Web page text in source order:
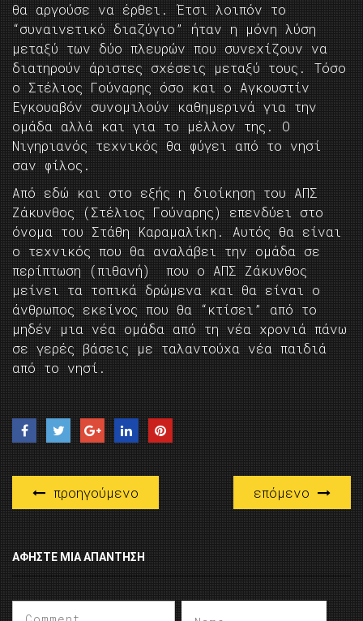
θα αργούσε να έρθει. Έτσι λοιπόν το
“συναινετικό διαζύγιο” ήταν η μόνη λύση
μεταξύ των δύο πλευρών που συνεχίζουν να
διατηρούν άριστες σχέσεις μεταξύ τους. Τόσο
ο Στέλιος Γούναρης όσο και ο Αγκουστίν
Εγκουαβόν συνομιλούν καθημερινά για την
ομάδα αλλά και για το μέλλον της. Ο
Νιγηριανός τεχνικός θα φύγει από το νησί
σαν φίλος.
Από εδώ και στο εξής η διοίκηση του ΑΠΣ
Ζάκυνθος (Στέλιος Γούναρης) επενδύει στο
όνομα του Στάθη Καραμαλίκη. Αυτός θα είναι
ο τεχνικός που θα αναλάβει την ομάδα σε
περίπτωση (πιθανή) που ο ΑΠΣ Ζάκυνθος
μείνει τα τοπικά δρώμενα και θα είναι ο
άνθρωπος εκείνος που θα “κτίσει” από το
μηδέν μια νέα ομάδα από τη νέα χρονιά πάνω
σε γερές βάσεις με ταλαντούχα νέα παιδιά
από το νησί.
προηγούμενο επόμενο
ΑΦΉΣΤΕ ΜΙΑ ΑΠΆΝΤΗΣΗ